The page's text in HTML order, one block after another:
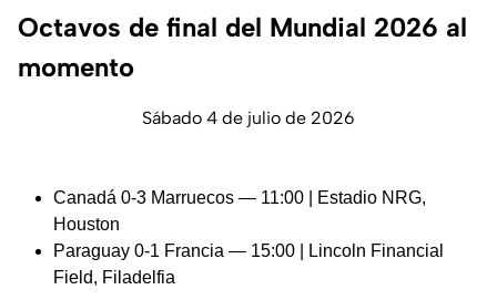
Octavos de final del Mundial 2026 al
momento
Sábado 4 de julio de 2026
Canadá 0-3 Marruecos — 11:00 | Estadio NRG,
Houston
Paraguay 0-1 Francia — 15:00 | Lincoln Financial
Field, Filadelfia